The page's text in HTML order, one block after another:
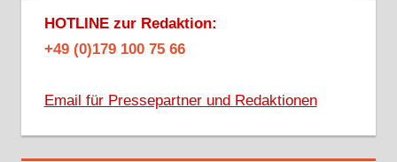
HOTLINE zur Redaktion:
+49 (0)179 100 75 66
Email für Pressepartner und Redaktionen